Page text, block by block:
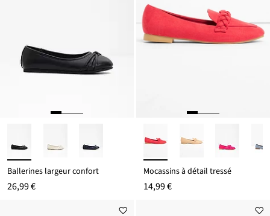
Ballerines largeur confort
26,99 €
Mocassins à détail tressé
14,99 €